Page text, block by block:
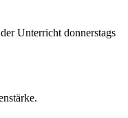
Unterricht donnerstags